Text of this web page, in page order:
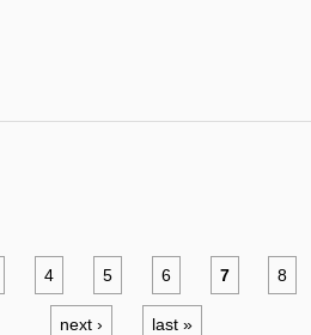
4 5 6 7 8
next › last »